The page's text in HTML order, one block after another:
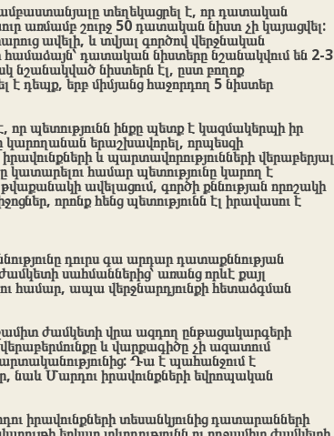
տեղեկացրել է, որ դատական
առմամբ շուրջ 50 դատական նիստ չի կայացվել:
ավելի, և տվյալ գործով վերջնական
դատական նիստերը նշանակվում են 2-3
նշանակված նիստերն էլ, ըստ բողոք
դեպք, երբ միմյանց հաջորդող 5 նիստեր
պետությունն ինքը պետք է կազմակերպի իր
երաշխավորել, որպեսզի
և պարտավորությունների վերաբերյալ
համար պետությունը կարող է
ավելացում, գործի քննության որոշակի
որոնք հենց պետությունն էլ իրավասու է
դուրս գա արդար դատաքննության
սահմաններից՝ առանց որևէ քայլ
համար, ապա վերջնարդյունքի հետաձգման
ժամկետի վրա ազդող ընթացակարգերի
և վարքագիծը չի ազատում
Դա է պահանջում է
նաև Մարդու իրավունքների եվրոպական
իրավունքների տեսանկյունից դատարանների